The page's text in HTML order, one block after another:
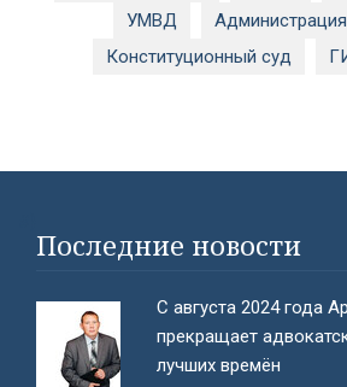
УМВД
Администрация
Конституционный суд
Последние новости
С августа 2024 года
прекращает
лучших времён